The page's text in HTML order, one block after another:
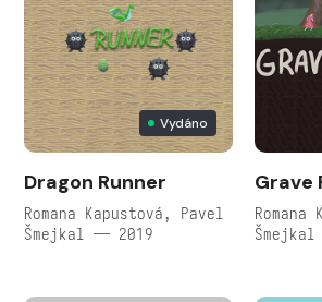
Vydáno
Dragon Runner
Romana Kapustová, Pavel
Šmejkal — 2019
Grave